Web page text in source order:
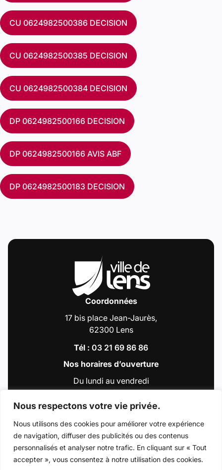
Nous respectons votre vie privée.
Nous utilisons des cookies pour améliorer votre expérience
de navigation, diffuser des publicités ou des contenus
personnalisés et analyser notre trafic. En cliquant sur « Tout
accepter », vous consentez à notre utilisation des cookies.
CU 0624982500386 DECISION
CU 0624982500385 DECISION
CU 0624982500384 DECISION
DP 0624982500166 DECISION
DP 0624982500166 AVIS ABF
DP 0624982500183 DECISION
Coordonnées
17 bis place Jean-Jaurès,
62300 Lens
Tél : 03 21 69 86 86
Nos horaires d’ouverture
Du lundi au vendredi
de 9h00 à 12h30
et de 13h30 à 18h00
Accéder au compte : Facebook (Lien
Accéder au compte : Instagram (Lien
Accéder au compte : Linkedin
Accéder au compte :
Accéder au compte :